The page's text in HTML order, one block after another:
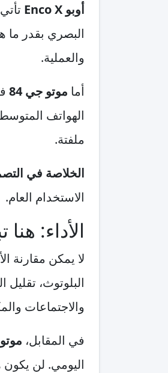
أوبو Enco X
البصري بقدر ما
والعملية.
أما موتو جي 84
الهواتف
ملفتة.
الخلاصة في
الاستخدام العام.
الأداء:
لا يمكن مقارنة
البلوتوث،
والاجتماعات
في المقابل، موتو
اليومي. لن يكون